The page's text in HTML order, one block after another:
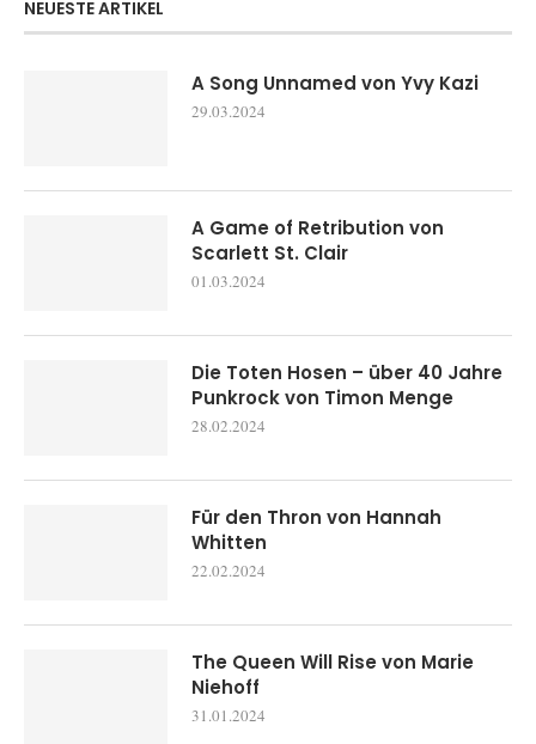
NEUESTE ARTIKEL
A Song Unnamed von Yvy Kazi
29.03.2024
A Game of Retribution von
Scarlett St. Clair
01.03.2024
Die Toten Hosen – über 40 Jahre
Punkrock von Timon Menge
28.02.2024
Für den Thron von Hannah
Whitten
22.02.2024
The Queen Will Rise von Marie
Niehoff
31.01.2024